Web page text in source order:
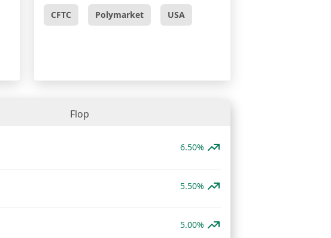
CFTC Polymarket USA
Flop
6.50%
5.50%
5.00%